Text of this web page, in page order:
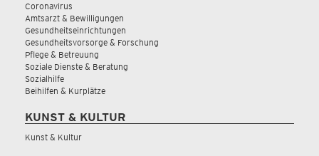
Coronavirus
Amtsarzt & Bewilligungen
Gesundheitseinrichtungen
Gesundheitsvorsorge & Forschung
Pflege & Betreuung
Soziale Dienste & Beratung
Sozialhilfe
Beihilfen & Kurplätze
KUNST & KULTUR
Kunst & Kultur